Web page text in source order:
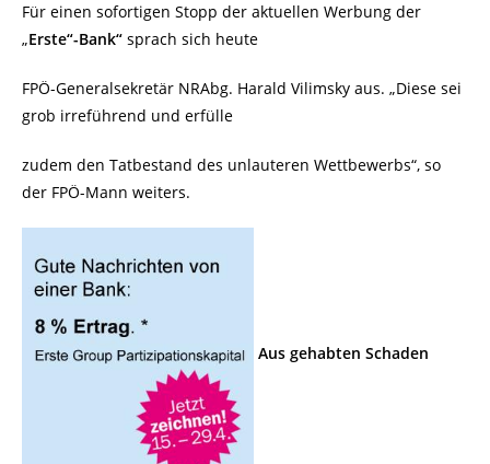
Für einen sofortigen Stopp der aktuellen Werbung der
„Erste“-Bank“ sprach sich heute
FPÖ-Generalsekretär NRAbg. Harald Vilimsky aus. „Diese sei
grob irreführend und erfülle
zudem den Tatbestand des unlauteren Wettbewerbs“, so
der FPÖ-Mann weiters.
Aus gehabten Schaden